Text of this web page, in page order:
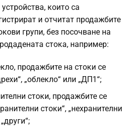
които са
и отчитат продажбите
групи, без посочване на
стока, например:
продажбите на стоки се
„облекло“ или „ДП1“;
стоки, продажбите се
стоки“, „нехранителни